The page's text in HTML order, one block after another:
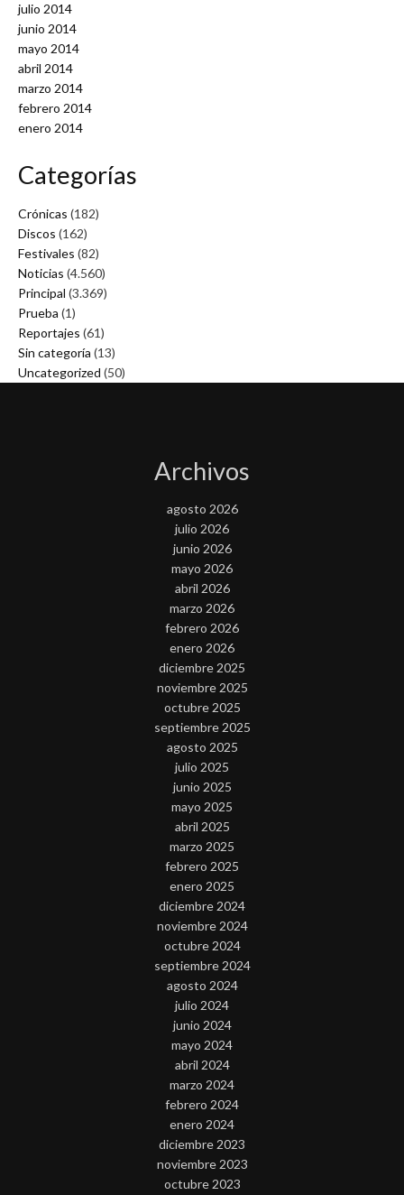
julio 2014
junio 2014
mayo 2014
abril 2014
marzo 2014
febrero 2014
enero 2014
Categorías
Crónicas (182)
Discos (162)
Festivales (82)
Noticias (4.560)
Principal (3.369)
Prueba (1)
Reportajes (61)
Sin categoría (13)
Uncategorized (50)
Archivos
agosto 2026
julio 2026
junio 2026
mayo 2026
abril 2026
marzo 2026
febrero 2026
enero 2026
diciembre 2025
noviembre 2025
octubre 2025
septiembre 2025
agosto 2025
julio 2025
junio 2025
mayo 2025
abril 2025
marzo 2025
febrero 2025
enero 2025
diciembre 2024
noviembre 2024
octubre 2024
septiembre 2024
agosto 2024
julio 2024
junio 2024
mayo 2024
abril 2024
marzo 2024
febrero 2024
enero 2024
diciembre 2023
noviembre 2023
octubre 2023